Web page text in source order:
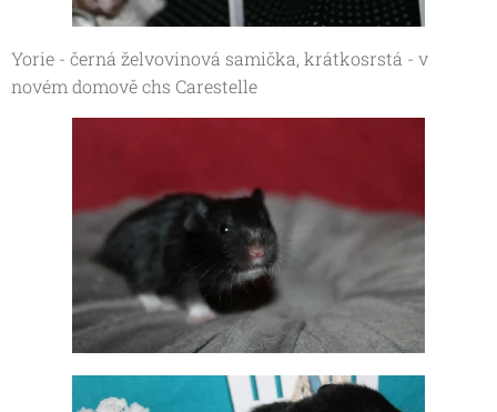
Yorie - černá želvovinová samička, krátkosrstá - v
novém domově chs Carestelle